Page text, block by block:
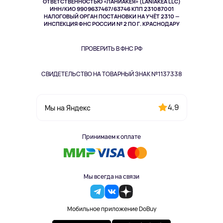
ИНН/КИО 9909637467/63746 КПП 231087001
НАЛОГОВЫЙ ОРГАН ПОСТАНОВКИ НА УЧЁТ 2310 —
ИНСПЕКЦИЯ ФНС РОССИИ № 2 ПО Г. КРАСНОДАРУ
ПРОВЕРИТЬ В ФНС РФ
СВИДЕТЕЛЬСТВО НА ТОВАРНЫЙ ЗНАК №1137338
Мы на Яндекс 4,9
Принимаем к оплате
Мы всегда на связи
Мобильное приложение DoBuy
Здоровье питомцев
Одежда и аксессуары